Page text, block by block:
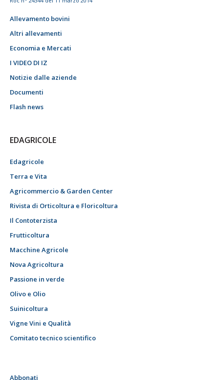
Allevamento bovini
Altri allevamenti
Economia e Mercati
I VIDEO DI IZ
Notizie dalle aziende
Documenti
Flash news
EDAGRICOLE
Edagricole
Terra e Vita
Agricommercio & Garden Center
Rivista di Orticoltura e Floricoltura
Il Contoterzista
Frutticoltura
Macchine Agricole
Nova Agricoltura
Passione in verde
Olivo e Olio
Suinicoltura
Vigne Vini e Qualità
Comitato tecnico scientifico
Abbonati